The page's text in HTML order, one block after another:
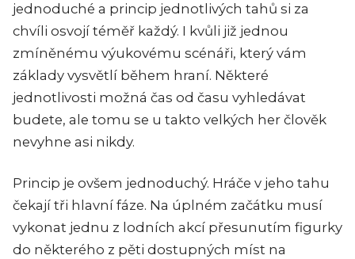
jednoduché a princip jednotlivých tahů si za
chvíli osvojí téměř každý. I kvůli již jednou
zmíněnému výukovému scénáři, který vám
základy vysvětlí během hraní. Některé
jednotlivosti možná čas od času vyhledávat
budete, ale tomu se u takto velkých her člověk
nevyhne asi nikdy.
Princip je ovšem jednoduchý. Hráče v jeho tahu
čekají tři hlavní fáze. Na úplném začátku musí
vykonat jednu z lodních akcí přesunutím figurky
do některého z pěti dostupných míst na